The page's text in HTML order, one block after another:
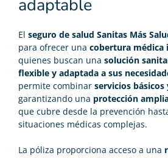
adaptable
El seguro de salud Sanitas Más
para ofrecer una cobertura médica
quienes buscan una solución
flexible y adaptada a sus
permite combinar servicios básicos
garantizando una protección
que cubre desde la prevención
situaciones médicas complejas.
La póliza proporciona acceso a una